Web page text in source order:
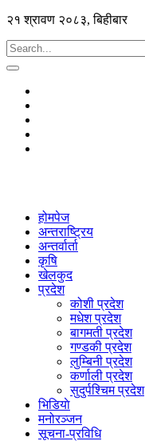
२१ श्रावण २०८३, बिहीबार
होमपेज
अन्तराष्ट्रिय
अन्तर्वार्ता
कृषि
खेलकुद
प्रदेश
कोशी प्रदेश
मधेश प्रदेश
बागमती प्रदेश
गण्डकी प्रदेश
लुम्बिनी प्रदेश
कर्णाली प्रदेश
सुदुर्पश्चिम प्रदेश
भिडियाे
मनोरञ्जन
सूचना-प्रविधि